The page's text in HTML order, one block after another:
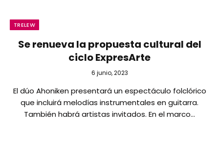
TRELEW
Se renueva la propuesta cultural del
ciclo ExpresArte
6 junio, 2023
El dúo Ahoniken presentará un espectáculo folclórico
que incluirá melodías instrumentales en guitarra.
También habrá artistas invitados. En el marco…